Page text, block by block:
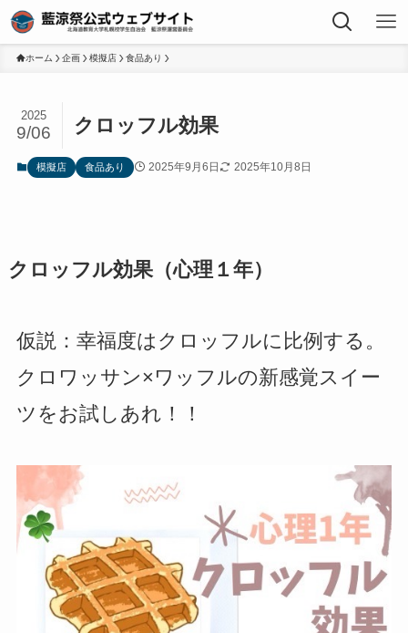
ホーム 企画 模擬店 食品あり
クロッフル効果
2025
9/06
模擬店 食品あり 2025年9月6日 2025年10月8日
クロッフル効果（心理１年）
仮説：幸福度はクロッフルに比例する。
クロワッサン×ワッフルの新感覚スイー
ツをお試しあれ！！